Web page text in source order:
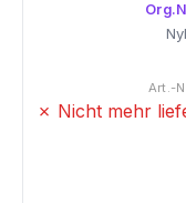
Art.-
✗ Nicht mehr